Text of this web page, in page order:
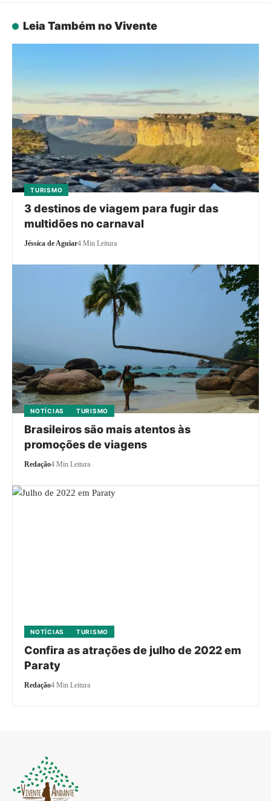
Leia Também no Vivente
TURISMO
3 destinos de viagem para fugir das
multidões no carnaval
Jéssica de Aguiar4 Min Leitura
NOTÍCIAS TURISMO
Brasileiros são mais atentos às
promoções de viagens
Redação4 Min Leitura
NOTÍCIAS TURISMO
Confira as atrações de julho de 2022 em
Paraty
Redação4 Min Leitura